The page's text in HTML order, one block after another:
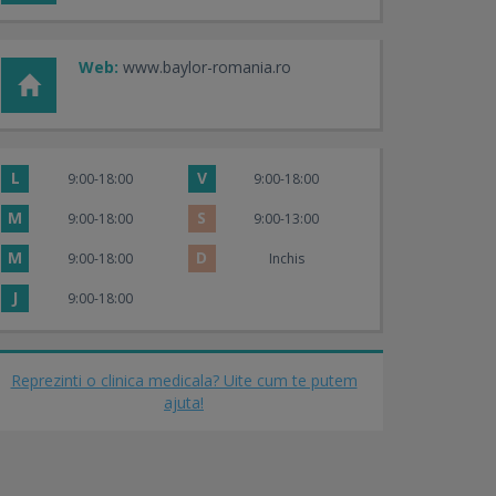
Web: www.baylor-romania.ro
L 9:00-18:00 V 9:00-18:00
M 9:00-18:00 S 9:00-13:00
M 9:00-18:00 D Inchis
J 9:00-18:00
Reprezinti o clinica medicala? Uite cum te putem
ajuta!